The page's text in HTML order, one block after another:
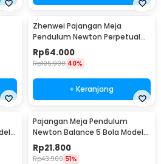
Zhenwei Pajangan Meja
Pendulum Newton Perpetual
Model Ferris Wheel - ZPW
Rp64.000
Rp105.900 40%
+ Keranjang
Pajangan Meja Pendulum
Newton Balance 5 Bola Model
Arched S - ZY02
Rp21.800
Rp43.900 51%